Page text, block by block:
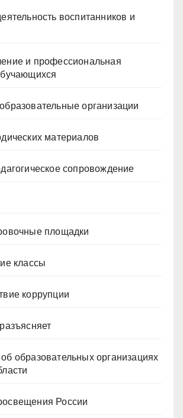
воспитанников и
и профессиональная
организации
материалов
сопровождение
площадки
классы
коррупции
образовательных организациях
России